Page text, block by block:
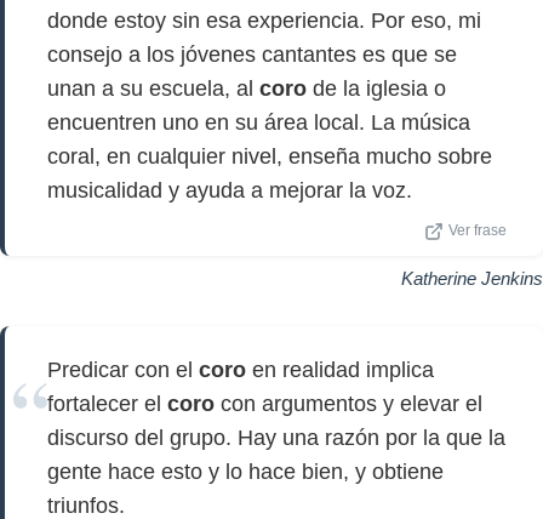
donde estoy sin esa experiencia. Por eso, mi
consejo a los jóvenes cantantes es que se
unan a su escuela, al coro de la iglesia o
encuentren uno en su área local. La música
coral, en cualquier nivel, enseña mucho sobre
musicalidad y ayuda a mejorar la voz.
Ver frase
Katherine Jenkins
Predicar con el coro en realidad implica
fortalecer el coro con argumentos y elevar el
discurso del grupo. Hay una razón por la que la
gente hace esto y lo hace bien, y obtiene
triunfos.